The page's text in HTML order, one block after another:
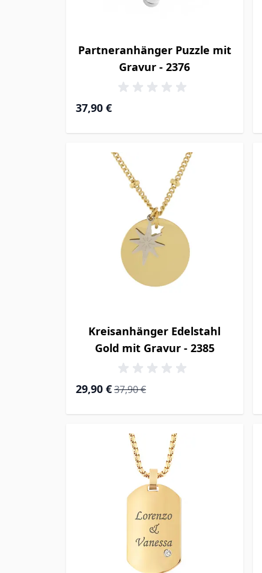
Partneranhänger Puzzle mit
Gravur - 2376
37,90 €
Kreisanhänger Edelstahl
Gold mit Gravur - 2385
Special Price
29,90 € Regular Price
37,90 €